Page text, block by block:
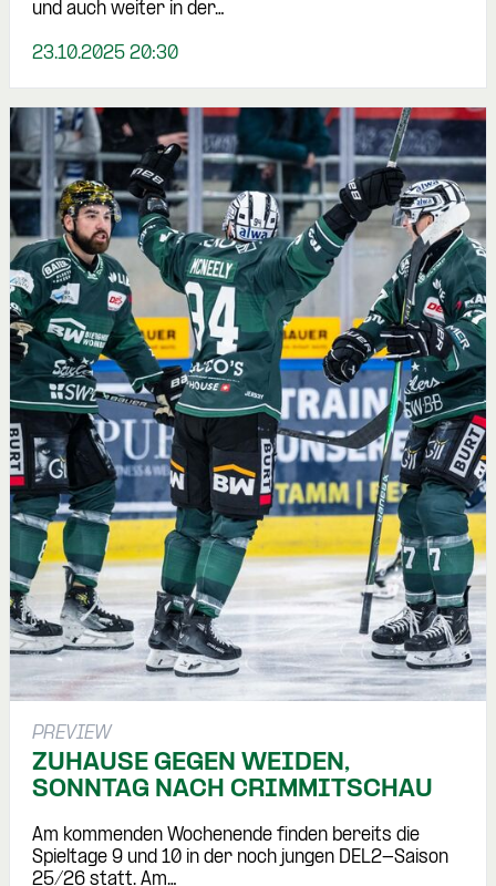
und auch weiter in der…
23.10.2025 20:30
PREVIEW
ZUHAUSE GEGEN WEIDEN,
SONNTAG NACH CRIMMITSCHAU
Am kommenden Wochenende finden bereits die
Spieltage 9 und 10 in der noch jungen DEL2-Saison
25/26 statt. Am…